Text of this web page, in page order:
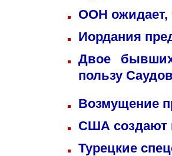
ООН ожидает,
Иордания
Двое
пользу
Возмущение
США создают
Турецкие